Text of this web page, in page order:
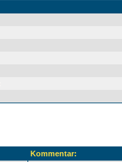
Kommentar: